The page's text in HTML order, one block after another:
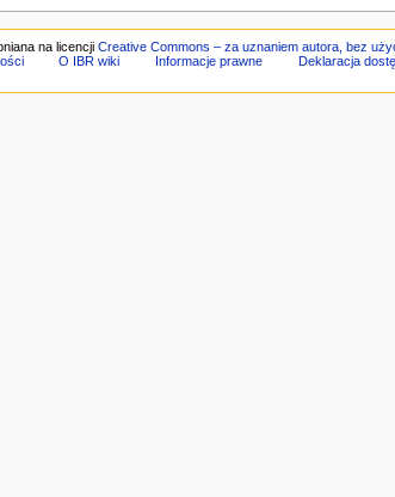
na licencji Creative Commons – za uznaniem autora, bez
O IBR wiki Informacje prawne Deklaracja